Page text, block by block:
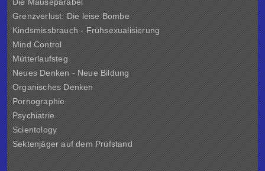
Die Mäuseparabel
Grenzverlust: Die leise Bombe
Kindsmissbrauch - Frühsexualisierung
Mind Control
Mütterlaufsteg
Neues Denken - Neue Bildung
Organisches Denken
Pornographie
Psychiatrie
Scientology
Sektenjäger auf dem Prüfstand